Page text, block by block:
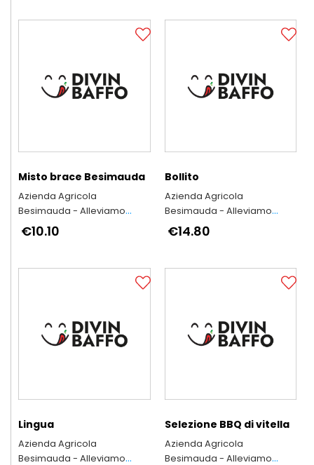
Misto brace Besimauda
Azienda Agricola
Besimauda - Alleviamo
secondo l'antica tradizione
piemontese
€10.10
Bollito
Azienda Agricola
Besimauda - Alleviamo
secondo l'antica tradizione
piemontese
€14.80
Lingua
Azienda Agricola
Besimauda - Alleviamo
Selezione BBQ di vitella
Azienda Agricola
Besimauda - Alleviamo